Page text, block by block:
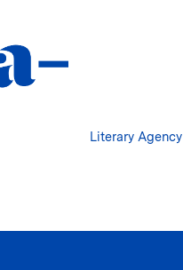
Literary Agency